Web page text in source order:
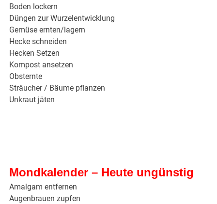
Boden lockern
Düngen zur Wurzelentwicklung
Gemüse ernten/lagern
Hecke schneiden
Hecken Setzen
Kompost ansetzen
Obsternte
Sträucher / Bäume pflanzen
Unkraut jäten
Mondkalender – Heute ungünstig
Amalgam entfernen
Augenbrauen zupfen